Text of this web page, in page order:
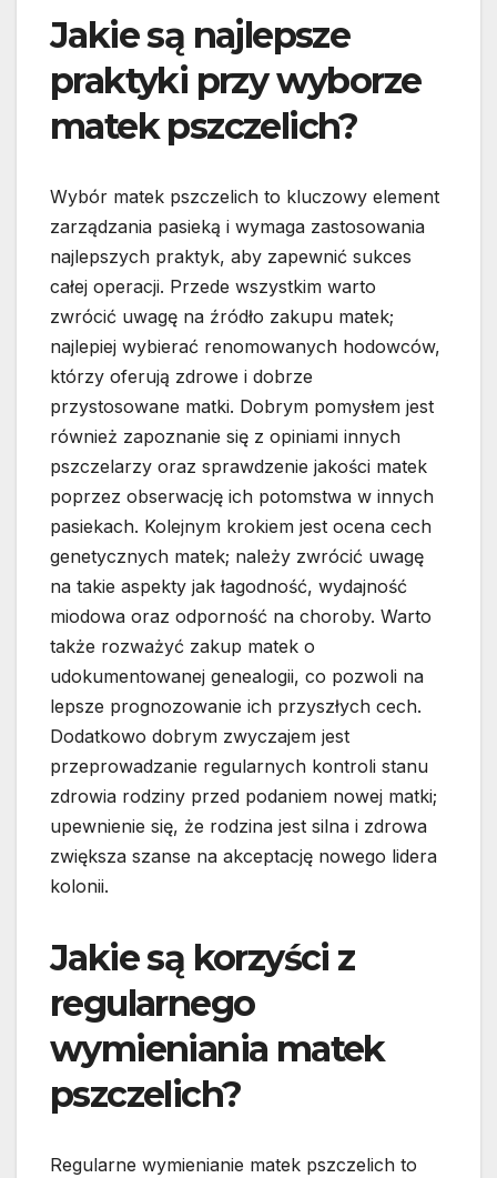
Jakie są najlepsze
praktyki przy wyborze
matek pszczelich?
Wybór matek pszczelich to kluczowy element
zarządzania pasieką i wymaga zastosowania
najlepszych praktyk, aby zapewnić sukces
całej operacji. Przede wszystkim warto
zwrócić uwagę na źródło zakupu matek;
najlepiej wybierać renomowanych hodowców,
którzy oferują zdrowe i dobrze
przystosowane matki. Dobrym pomysłem jest
również zapoznanie się z opiniami innych
pszczelarzy oraz sprawdzenie jakości matek
poprzez obserwację ich potomstwa w innych
pasiekach. Kolejnym krokiem jest ocena cech
genetycznych matek; należy zwrócić uwagę
na takie aspekty jak łagodność, wydajność
miodowa oraz odporność na choroby. Warto
także rozważyć zakup matek o
udokumentowanej genealogii, co pozwoli na
lepsze prognozowanie ich przyszłych cech.
Dodatkowo dobrym zwyczajem jest
przeprowadzanie regularnych kontroli stanu
zdrowia rodziny przed podaniem nowej matki;
upewnienie się, że rodzina jest silna i zdrowa
zwiększa szanse na akceptację nowego lidera
kolonii.
Jakie są korzyści z
regularnego
wymieniania matek
pszczelich?
Regularne wymienianie matek pszczelich to